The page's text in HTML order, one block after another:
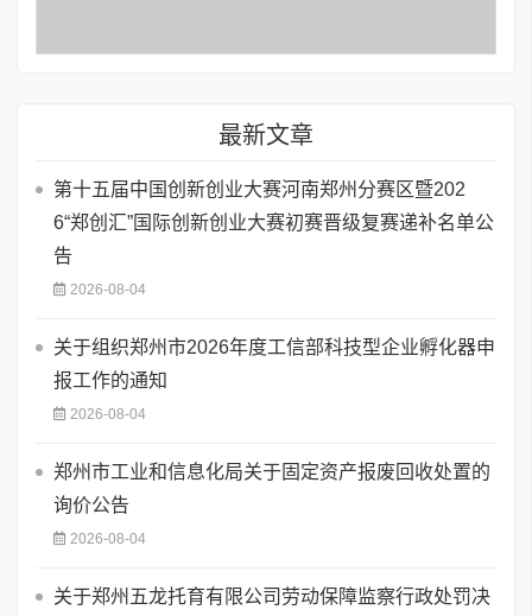
最新文章
第十五届中国创新创业大赛河南郑州分赛区暨202
6“郑创汇”国际创新创业大赛初赛晋级复赛递补名单公
告
2026-08-04
关于组织郑州市2026年度工信部科技型企业孵化器申
报工作的通知
2026-08-04
郑州市工业和信息化局关于固定资产报废回收处置的
询价公告
2026-08-04
关于郑州五龙托育有限公司劳动保障监察行政处罚决